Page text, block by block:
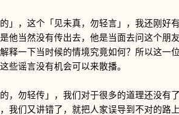
，这个「见未真，勿轻言」，我还刚好
他当然没有传出去，他是当面去问这个朋
释一下当时候的情境究竟如何？所以这一
些谣言没有机会可以来散播。
勿轻传」，我们对于很多的道理还没有
我们又讲错了，就把人家误导到不对的路